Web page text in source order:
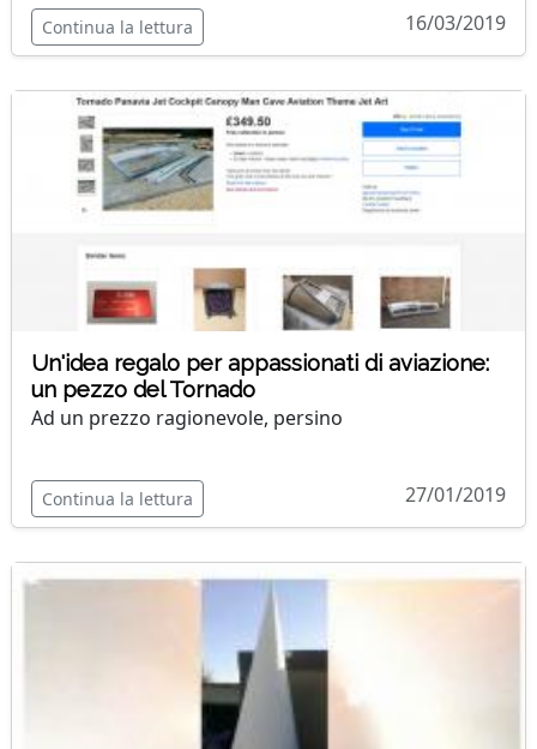
Continua la lettura 16/03/2019
Un'idea regalo per appassionati di aviazione:
un pezzo del Tornado
Ad un prezzo ragionevole, persino
Continua la lettura 27/01/2019